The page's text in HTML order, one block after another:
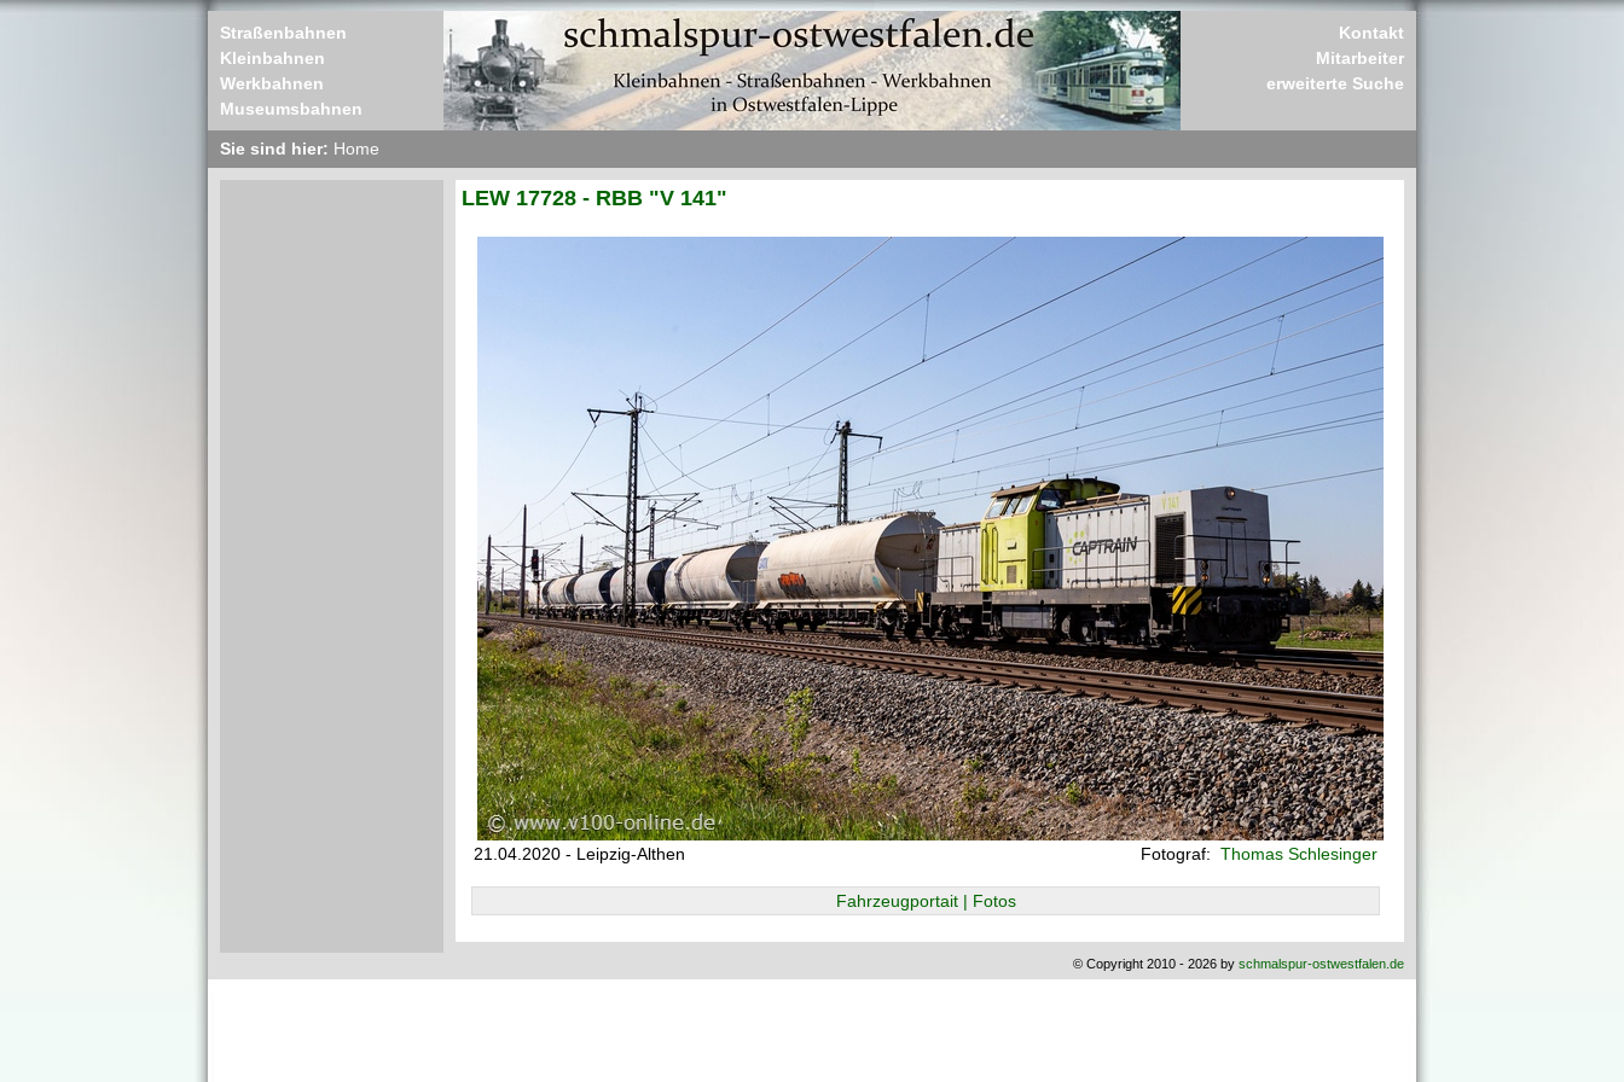
Straßenbahnen
Kleinbahnen
Werkbahnen
Museumsbahnen
Kontakt
Mitarbeiter
erweiterte Suche
Sie sind hier: Home
LEW 17728 - RBB "V 141"
21.04.2020 - Leipzig-Althen Fotograf: Thomas Schlesinger
Fahrzeugportait | Fotos
© Copyright 2010 - 2026 by schmalspur-ostwestfalen.de